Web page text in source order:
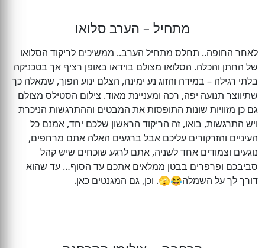
מתחיל – הערב סלואו
לאחר החופה.. תחלס מתחיל הערב.. ממשיכים לריקוד הסלואו
של החתן והכלה. הסלואו מצולם בוידאו באופן רציף אך בטכניקה
בלתי רגילה – במידה והזוג נע ימינה, הצלם ינוע הפוך, שמאלה כך
שתיווצר תנועה יפה, רכה ומעניינת מאוד. צילום הסטילס מצולם
גם כן מזוויות שונות התופסות את המבטים וההתרגשות הניכרת
ויש התרגשות, בואו, זה הריקוד הראשון שלכם יחד, אמנם כל
העיניים והזרקורים עליכם אבל ברגעים האלה אתם מרחפים,
נוגעים וצמודים אחד לשניה, אתם לרגע שוכחים שיש קהל
סביבכם ופרפרים בבטן ממלאים אתכם עד הסוף… עד שהוא
דורך לך על השמלה😂🫣. וכן, גם המגנטים כאן.